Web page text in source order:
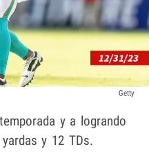
Getty
y a logrando
y 12 TDs.